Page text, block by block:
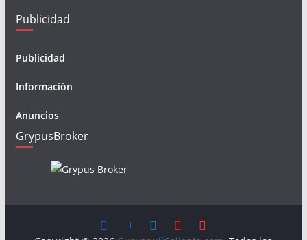
Publicidad
Publicidad
Información
Anuncios
GrypusBroker